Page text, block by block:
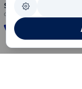
Segurança